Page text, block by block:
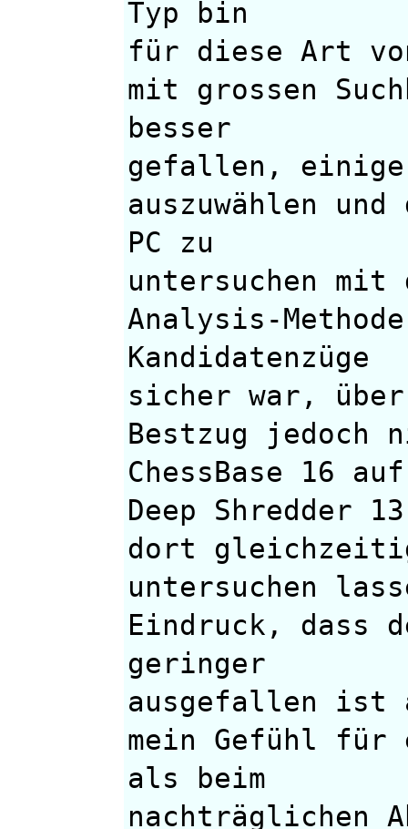
Typ bin
für diese Art
mit grossen
besser
gefallen, einige
auszuwählen
PC zu
untersuchen
Analysis-
Kandidatenzüge
sicher war,
Bestzug
ChessBase 16
Deep Shredder
dort
untersuchen
Eindruck, dass
geringer
ausgefallen ist
mein Gefühl
als beim
nachträglichen